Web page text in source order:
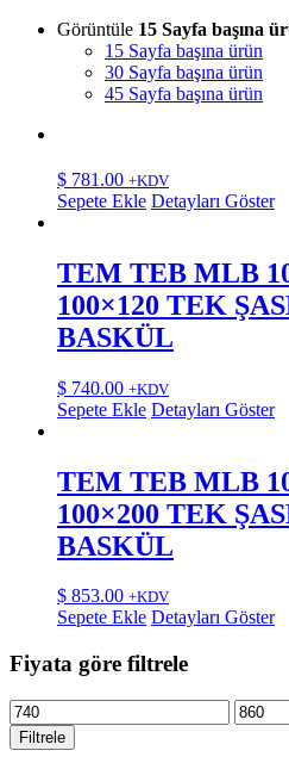
Görüntüle 15 Sayfa başına
15 Sayfa başına ürün
30 Sayfa başına ürün
45 Sayfa başına ürün
$ 781.00 +KDV
Sepete Ekle Detayları Göster
TEM TEB MLB
100×120 TEK
BASKÜL
$ 740.00 +KDV
Sepete Ekle Detayları Göster
TEM TEB MLB
100×200 TEK
BASKÜL
$ 853.00 +KDV
Sepete Ekle Detayları Göster
Fiyata göre filtrele
En
düşük
fiyat
En
yüksek
Filtrele